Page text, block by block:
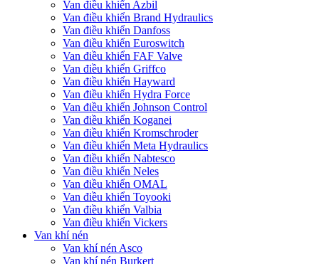
Van điều khiển Azbil
Van điều khiển Brand Hydraulics
Van điều khiển Danfoss
Van điều khiển Euroswitch
Van điều khiển FAF Valve
Van điều khiển Griffco
Van điều khiển Hayward
Van điều khiển Hydra Force
Van điều khiển Johnson Control
Van điều khiển Koganei
Van điều khiển Kromschroder
Van điều khiển Meta Hydraulics
Van điều khiển Nabtesco
Van điều khiển Neles
Van điều khiển OMAL
Van điều khiển Toyooki
Van điều khiển Valbia
Van điều khiển Vickers
Van khí nén
Van khí nén Asco
Van khí nén Burkert